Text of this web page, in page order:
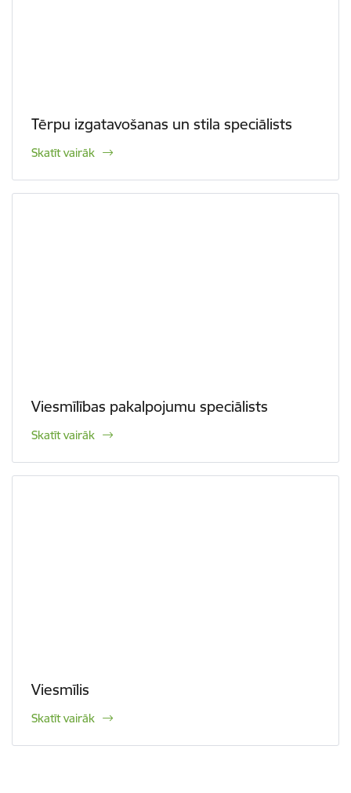
Tērpu izgatavošanas un stila speciālists
Skatīt vairāk
Viesmīlības pakalpojumu speciālists
Skatīt vairāk
Viesmīlis
Skatīt vairāk